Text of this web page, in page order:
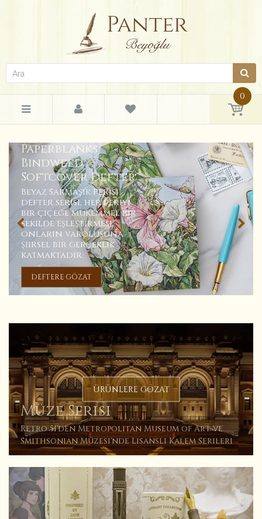
0
Paperblanks
Bindweed
Softcover Defter
Beyaz Sarmaşık Perisi
defter serisi, her periyi
bir çiçeğe mükemmel bir
şekilde eşleştirmesi,
onların varoluşuna
şiirsel bir gerçeklik
katmaktadır.
DEFTERE GÖZAT
Müze Serisi
Retro 51'den Metropolitan Museum of Art ve
Smithsonian Müzesi'nde Lisanslı Kalem Serileri
ÜRÜNLERE GÖZAT